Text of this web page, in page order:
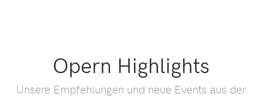
Opern Highlights
Unsere Empfehlungen und neue Events aus der